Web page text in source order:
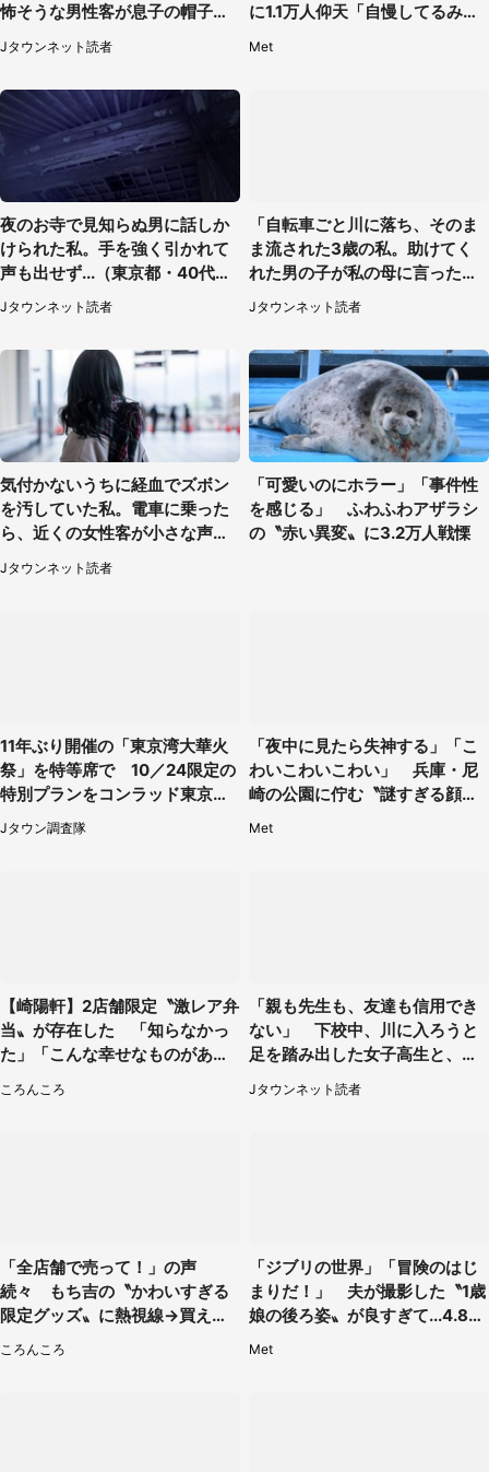
怖そうな男性客が息子の帽子に
手を伸ばし（千葉県・40代女
性）
Jタウンネット読者
に1.1万人仰天「自慢してるみた
Met
夜のお寺で見知らぬ男に話しか
けられた私。手を強く引かれて
声も出せず...（東京都・40代女
性）
Jタウンネット読者
「自転車ごと川に落ち、そのま
ま流された3歳の私。助けてく
れた男の子が私の母に言ったの
は...」（千葉県・20代女性）
Jタウンネット読者
気付かないうちに経血でズボン
を汚していた私。電車に乗った
ら、近くの女性客が小さな声で
（千葉県・10代女性）
Jタウンネット読者
「可愛いのにホラー」「事件性
を感じる」 ふわふわアザラシ
の〝赤い異変〟に3.2万人戦慄
11年ぶり開催の「東京湾大華火
祭」を特等席で 10／24限定の
特別プランをコンラッド東京が
販売【8／3～10／16】
Jタウン調査隊
「夜中に見たら失神する」「こ
わいこわいこわい」 兵庫・尼
崎の公園に佇む〝謎すぎる顔〟
に1.3万人戦慄
Met
【崎陽軒】2店舗限定〝激レア弁
当〟が存在した 「知らなかっ
た」「こんな幸せなものがあっ
ころんころ
「親も先生も、友達も信用でき
ない」 下校中、川に入ろうと
足を踏み出した女子高生と、彼
女を止めた予想外の存在
Jタウンネット読者
「全店舗で売って！」の声
続々 もち吉の〝かわいすぎる
限定グッズ〟に熱視線→買える
のは地元だけ？本社に聞く
ころんころ
「ジブリの世界」「冒険のはじ
まりだ！」 夫が撮影した〝1歳
娘の後ろ姿〟が良すぎて...4.8万
人感激
Met